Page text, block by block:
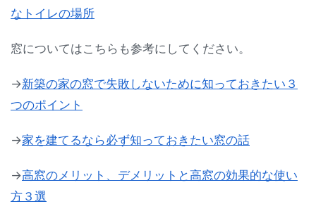
なトイレの場所
窓についてはこちらも参考にしてください。
→新築の家の窓で失敗しないために知っておきたい３
つのポイント
→家を建てるなら必ず知っておきたい窓の話
→高窓のメリット、デメリットと高窓の効果的な使い
方３選